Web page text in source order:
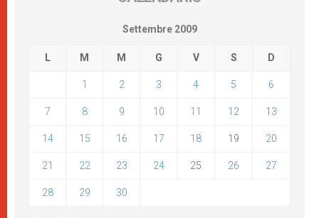
Settembre 2009
L M M G V S D
1 2 3 4 5 6
7 8 9 10 11 12 13
14 15 16 17 18 19 20
21 22 23 24 25 26 27
28 29 30